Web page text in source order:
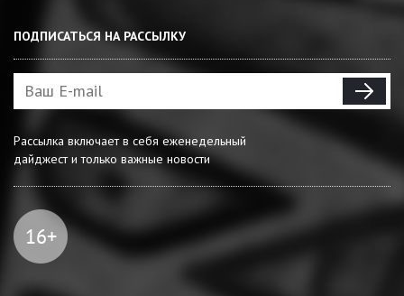
ПОДПИСАТЬСЯ НА РАССЫЛКУ
Рассылка включает в себя еженедельный
дайджест и только важные новости